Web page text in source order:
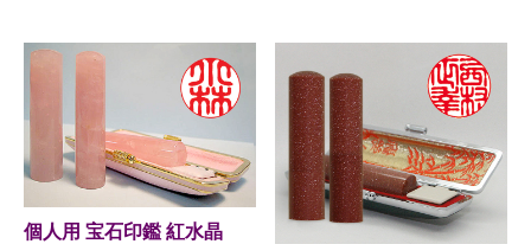
個人用 宝石印鑑 紅水晶